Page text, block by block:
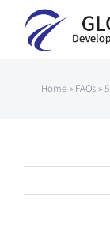
Home » FAQs »